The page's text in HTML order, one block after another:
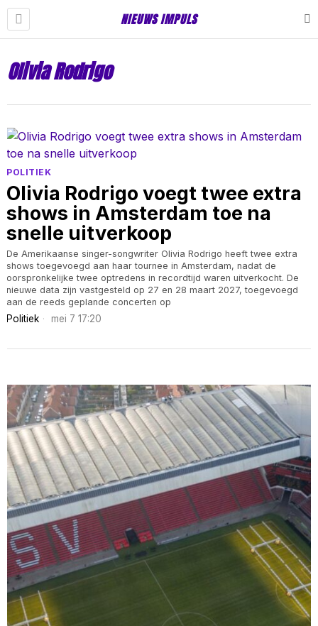
NIEUWS IMPULS
Olivia Rodrigo
POLITIEK
Olivia Rodrigo voegt twee extra
shows in Amsterdam toe na
snelle uitverkoop
De Amerikaanse singer-songwriter Olivia Rodrigo heeft twee extra
shows toegevoegd aan haar tournee in Amsterdam, nadat de
oorspronkelijke twee optredens in recordtijd waren uitverkocht. De
nieuwe data zijn vastgesteld op 27 en 28 maart 2027, toegevoegd
aan de reeds geplande concerten op
Politiek mei 7 17:20